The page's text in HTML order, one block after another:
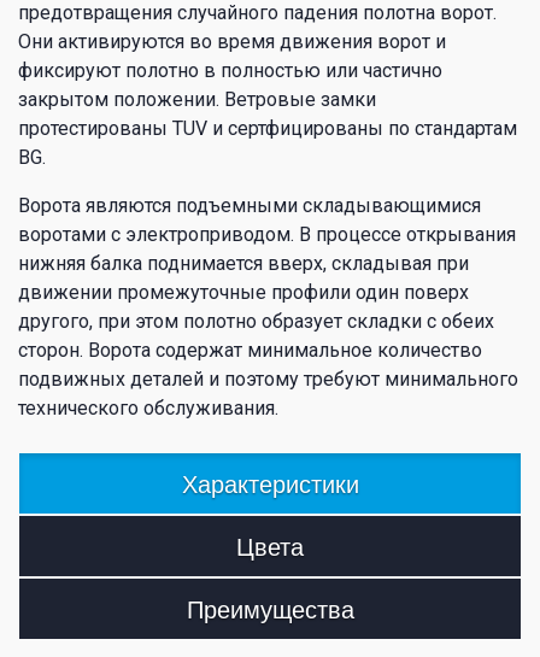
предотвращения случайного падения полотна ворот.
Они активируются во время движения ворот и
фиксируют полотно в полностью или частично
закрытом положении. Ветровые замки
протестированы TUV и сертфицированы по стандартам
BG.
Ворота являются подъемными складывающимися
воротами с электроприводом. В процессе открывания
нижняя балка поднимается вверх, складывая при
движении промежуточные профили один поверх
другого, при этом полотно образует складки с обеих
сторон. Ворота содержат минимальное количество
подвижных деталей и поэтому требуют минимального
технического обслуживания.
Характеристики
Цвета
Преимущества